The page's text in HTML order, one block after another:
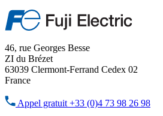
46, rue Georges Besse
ZI du Brézet
63039 Clermont-Ferrand Cedex 02
France
Appel gratuit +33 (0)4 73 98 26 98